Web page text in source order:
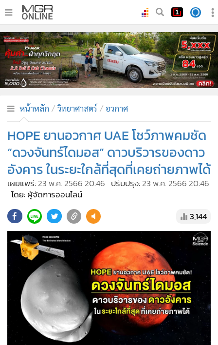
• หน้าหลัก
• ทันเหตุการณ์
• ภาคใต้
• ภูมิภาค
• บันเทิง
• คอลัมนิสต์
ละคร
• CbizReview
• Cyber BIZ
• Good health & Well-being
• Green Innovation & SD
Management & HR
•
MGR Live
Infographic
การเมือง
ท่องเที่ยว
•
กีฬา
ต่างประเทศ
หน้าหลัก วิทยาศาสตร์ อวกาศ
HOPE ยานอวกาศ UAE โชว์ภาพคมชัด
“ดวงจันทร์ไดมอส” ดาวบริวารของดาว
อังคาร ในระยะใกล้ที่สุดที่เคยถ่ายภาพได้
เผยแพร่: 23 พ.ค. 2566 20:46 ปรับปรุง: 23 พ.ค. 2566 20:46
โดย: ผู้จัดการออนไลน์
3,144